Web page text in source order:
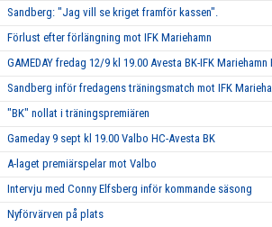
Sandberg: "Jag vill se kriget framför kassen".
Förlust efter förlängning mot IFK Mariehamn
GAMEDAY fredag 12/9 kl 19.00 Avesta BK-IFK Mariehamn
Sandberg inför fredagens träningsmatch mot IFK
"BK" nollat i träningspremiären
Gameday 9 sept kl 19.00 Valbo HC-Avesta BK
A-laget premiärspelar mot Valbo
Intervju med Conny Elfsberg inför kommande säsong
Nyförvärven på plats